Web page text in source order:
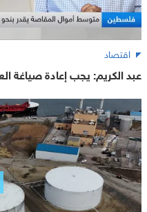
اقتصاد
عبد الكريم: يجب إعادة صياغة